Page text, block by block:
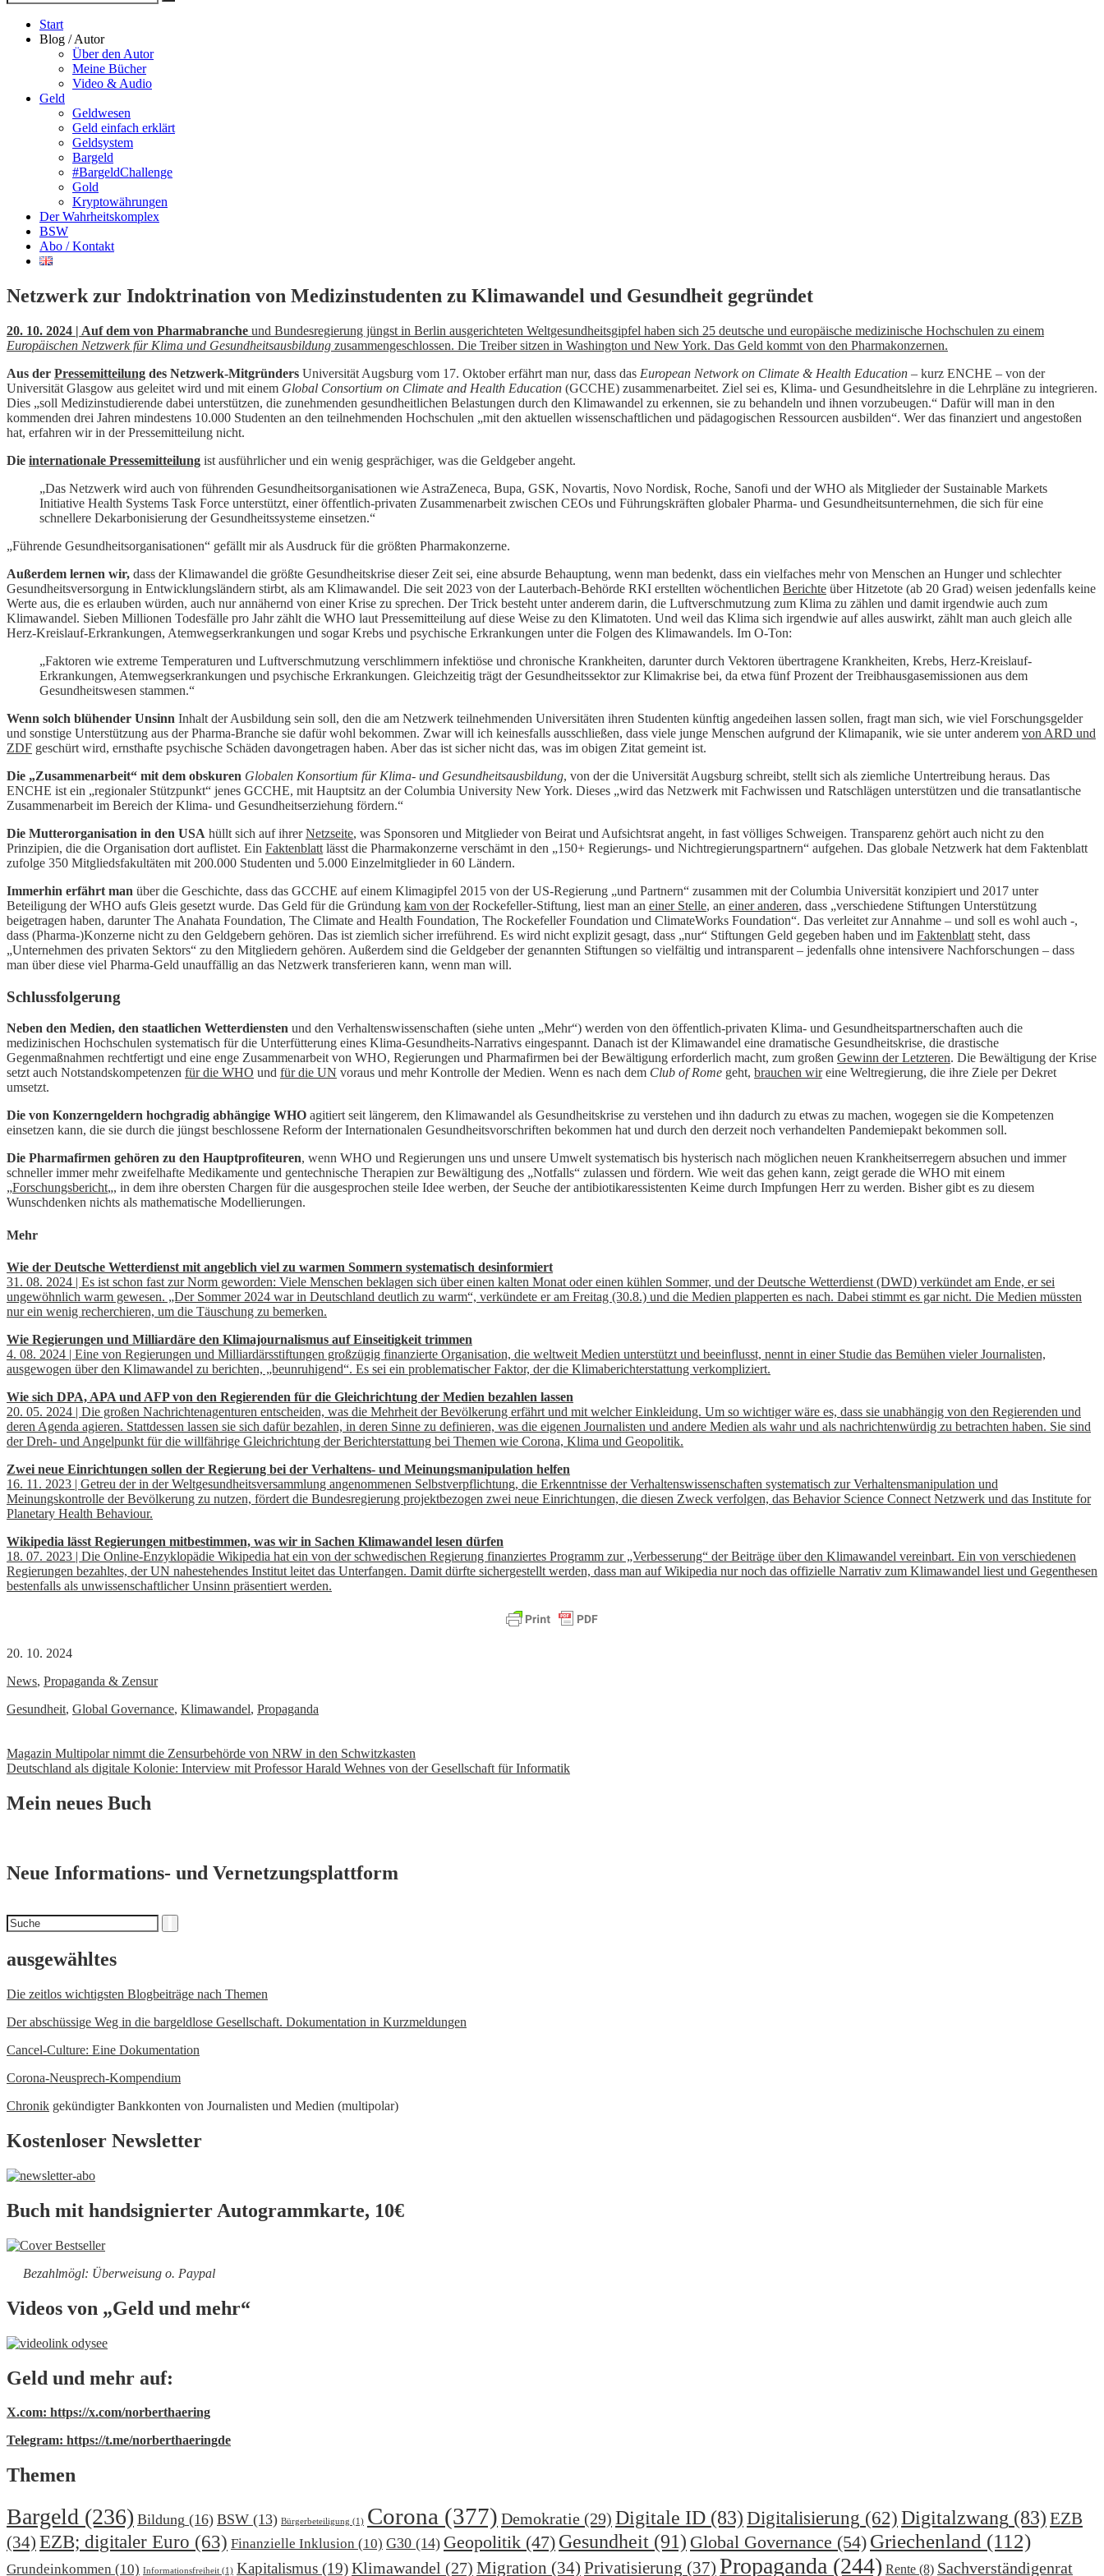
nach
Suche
Start
Blog / Autor
Über den Autor
Meine Bücher
Video & Audio
Geld
Geldwesen
Geld einfach erklärt
Geldsystem
Bargeld
#BargeldChallenge
Gold
Kryptowährungen
Der Wahrheitskomplex
BSW
Abo / Kontakt
Netzwerk zur Indoktrination von Medizinstudenten zu Klimawandel und Gesundheit gegründet
20. 10. 2024 | Auf dem von Pharmabranche und Bundesregierung jüngst in Berlin ausgerichteten Weltgesundheitsgipfel haben sich 25 deutsche und europäische medizinische Hochschulen zu einem
Europäischen Netzwerk für Klima und Gesundheitsausbildung zusammengeschlossen. Die Treiber sitzen in Washington und New York. Das Geld kommt von den Pharmakonzernen.
Aus der Pressemitteilung des Netzwerk-Mitgründers Universität Augsburg vom 17. Oktober erfährt man nur, dass das European Network on Climate & Health Education – kurz ENCHE – von der
Universität Glasgow aus geleitet wird und mit einem Global Consortium on Climate and Health Education (GCCHE) zusammenarbeitet. Ziel sei es, Klima- und Gesundheitslehre in die Lehrpläne zu integrieren.
Dies „soll Medizinstudierende dabei unterstützen, die zunehmenden gesundheitlichen Belastungen durch den Klimawandel zu erkennen, sie zu behandeln und ihnen vorzubeugen.“ Dafür will man in den
kommenden drei Jahren mindestens 10.000 Studenten an den teilnehmenden Hochschulen „mit den aktuellen wissenschaftlichen und pädagogischen Ressourcen ausbilden“. Wer das finanziert und angestoßen
hat, erfahren wir in der Pressemitteilung nicht.
Die internationale Pressemitteilung ist ausführlicher und ein wenig gesprächiger, was die Geldgeber angeht.
„Das Netzwerk wird auch von führenden Gesundheitsorganisationen wie AstraZeneca, Bupa, GSK, Novartis, Novo Nordisk, Roche, Sanofi und der WHO als Mitglieder der Sustainable Markets
Initiative Health Systems Task Force unterstützt, einer öffentlich-privaten Zusammenarbeit zwischen CEOs und Führungskräften globaler Pharma- und Gesundheitsunternehmen, die sich für eine
schnellere Dekarbonisierung der Gesundheitssysteme einsetzen.“
„Führende Gesundheitsorganisationen“ gefällt mir als Ausdruck für die größten Pharmakonzerne.
Außerdem lernen wir, dass der Klimawandel die größte Gesundheitskrise dieser Zeit sei, eine absurde Behauptung, wenn man bedenkt, dass ein vielfaches mehr von Menschen an Hunger und schlechter
Gesundheitsversorgung in Entwicklungsländern stirbt, als am Klimawandel. Die seit 2023 von der Lauterbach-Behörde RKI erstellten wöchentlichen Berichte über Hitzetote (ab 20 Grad) weisen jedenfalls keine
Werte aus, die es erlauben würden, auch nur annähernd von einer Krise zu sprechen. Der Trick besteht unter anderem darin, die Luftverschmutzung zum Klima zu zählen und damit irgendwie auch zum
Klimawandel. Sieben Millionen Todesfälle pro Jahr zählt die WHO laut Pressemitteilung auf diese Weise zu den Klimatoten. Und weil das Klima sich irgendwie auf alles auswirkt, zählt man auch gleich alle
Herz-Kreislauf-Erkrankungen, Atemwegserkrankungen und sogar Krebs und psychische Erkrankungen unter die Folgen des Klimawandels. Im O-Ton:
„Faktoren wie extreme Temperaturen und Luftverschmutzung verschlimmern infektiöse und chronische Krankheiten, darunter durch Vektoren übertragene Krankheiten, Krebs, Herz-Kreislauf-
Erkrankungen, Atemwegserkrankungen und psychische Erkrankungen. Gleichzeitig trägt der Gesundheitssektor zur Klimakrise bei, da etwa fünf Prozent der Treibhausgasemissionen aus dem
Gesundheitswesen stammen.“
Wenn solch blühender Unsinn Inhalt der Ausbildung sein soll, den die am Netzwerk teilnehmenden Universitäten ihren Studenten künftig angedeihen lassen sollen, fragt man sich, wie viel Forschungsgelder
und sonstige Unterstützung aus der Pharma-Branche sie dafür wohl bekommen. Zwar will ich keinesfalls ausschließen, dass viele junge Menschen aufgrund der Klimapanik, wie sie unter anderem von ARD und
ZDF geschürt wird, ernsthafte psychische Schäden davongetragen haben. Aber das ist sicher nicht das, was im obigen Zitat gemeint ist.
Die „Zusammenarbeit“ mit dem obskuren Globalen Konsortium für Klima- und Gesundheitsausbildung, von der die Universität Augsburg schreibt, stellt sich als ziemliche Untertreibung heraus. Das
ENCHE ist ein „regionaler Stützpunkt“ jenes GCCHE, mit Hauptsitz an der Columbia University New York. Dieses „wird das Netzwerk mit Fachwissen und Ratschlägen unterstützen und die transatlantische
Zusammenarbeit im Bereich der Klima- und Gesundheitserziehung fördern.“
Die Mutterorganisation in den USA hüllt sich auf ihrerNetzseite, was Sponsoren und Mitglieder von Beirat und Aufsichtsrat angeht, in fast völliges Schweigen. Transparenz gehört auch nicht zu den
Prinzipien, die die Organisation dort auflistet. Ein Faktenblatt lässt die Pharmakonzerne verschämt in den „150+ Regierungs- und Nichtregierungspartnern“ aufgehen. Das globale Netzwerk hat dem Faktenblatt
zufolge 350 Mitgliedsfakultäten mit 200.000 Studenten und 5.000 Einzelmitglieder in 60 Ländern.
Immerhin erfährt man über die Geschichte, dass das GCCHE auf einem Klimagipfel 2015 von der US-Regierung „und Partnern“ zusammen mit der Columbia Universität konzipiert und 2017 unter
Beteiligung der WHO aufs Gleis gesetzt wurde. Das Geld für die Gründung kam von derRockefeller-Stiftung, liest man an einer Stelle, an einer anderen, dass „verschiedene Stiftungen Unterstützung
beigetragen haben, darunter The Anahata Foundation, The Climate and Health Foundation, The Rockefeller Foundation und ClimateWorks Foundation“. Das verleitet zur Annahme – und soll es wohl auch -,
dass (Pharma-)Konzerne nicht zu den Geldgebern gehören. Das ist ziemlich sicher irreführend. Es wird nicht explizit gesagt, dass „nur“ Stiftungen Geld gegeben haben und im Faktenblatt steht, dass
„Unternehmen des privaten Sektors“ zu den Mitgliedern gehören. Außerdem sind die Geldgeber der genannten Stiftungen so vielfältig und intransparent – jedenfalls ohne intensivere Nachforschungen – dass
man über diese viel Pharma-Geld unauffällig an das Netzwerk transferieren kann, wenn man will.
Schlussfolgerung
Neben den Medien, den staatlichen Wetterdiensten und den Verhaltenswissenschaften (siehe unten „Mehr“) werden von den öffentlich-privaten Klima- und Gesundheitspartnerschaften auch die
medizinischen Hochschulen systematisch für die Unterfütterung eines Klima-Gesundheits-Narrativs eingespannt. Danach ist der Klimawandel eine dramatische Gesundheitskrise, die drastische
Gegenmaßnahmen rechtfertigt und eine enge Zusammenarbeit von WHO, Regierungen und Pharmafirmen bei der Bewältigung erforderlich macht, zum großen Gewinn der Letzteren. Die Bewältigung der Krise
setzt auch Notstandskompetenzen für die WHO und für die UN voraus und mehr Kontrolle der Medien. Wenn es nach dem Club of Rome geht, brauchen wireine Weltregierung, die ihre Ziele per Dekret
umsetzt.
Die von Konzerngeldern hochgradig abhängige WHO agitiert seit längerem, den Klimawandel als Gesundheitskrise zu verstehen und ihn dadurch zu etwas zu machen, wogegen sie die Kompetenzen
einsetzen kann, die sie durch die jüngst beschlossene Reform der Internationalen Gesundheitsvorschriften bekommen hat und durch den derzeit noch verhandelten Pandemiepakt bekommen soll.
Die Pharmafirmen gehören zu den Hauptprofiteuren, wenn WHO und Regierungen uns und unsere Umwelt systematisch bis hysterisch nach möglichen neuen Krankheitserregern absuchen und immer
schneller immer mehr zweifelhafte Medikamente und gentechnische Therapien zur Bewältigung des „Notfalls“ zulassen und fördern. Wie weit das gehen kann, zeigt gerade die WHO mit einem
„Forschungsbericht„, in dem ihre obersten Chargen für die ausgesprochen steile Idee werben, der Seuche der antibiotikaressistenten Keime durch Impfungen Herr zu werden. Bisher gibt es zu diesem
Wunschdenken nichts als mathematische Modellierungen.
Mehr
Wie der Deutsche Wetterdienst mit angeblich viel zu warmen Sommern systematisch desinformiert
31. 08. 2024 | Es ist schon fast zur Norm geworden: Viele Menschen beklagen sich über einen kalten Monat oder einen kühlen Sommer, und der Deutsche Wetterdienst (DWD) verkündet am Ende, er sei
ungewöhnlich warm gewesen. „Der Sommer 2024 war in Deutschland deutlich zu warm“, verkündete er am Freitag (30.8.) und die Medien plapperten es nach. Dabei stimmt es gar nicht. Die Medien müssten
nur ein wenig recherchieren, um die Täuschung zu bemerken.
Wie Regierungen und Milliardäre den Klimajournalismus auf Einseitigkeit trimmen
4. 08. 2024 | Eine von Regierungen und Milliardärsstiftungen großzügig finanzierte Organisation, die weltweit Medien unterstützt und beeinflusst, nennt in einer Studie das Bemühen vieler Journalisten,
ausgewogen über den Klimawandel zu berichten, „beunruhigend“. Es sei ein problematischer Faktor, der die Klimaberichterstattung verkompliziert.
Wie sich DPA, APA und AFP von den Regierenden für die Gleichrichtung der Medien bezahlen lassen
20. 05. 2024 | Die großen Nachrichtenagenturen entscheiden, was die Mehrheit der Bevölkerung erfährt und mit welcher Einkleidung. Um so wichtiger wäre es, dass sie unabhängig von den Regierenden und
deren Agenda agieren. Stattdessen lassen sie sich dafür bezahlen, in deren Sinne zu definieren, was die eigenen Journalisten und andere Medien als wahr und als nachrichtenwürdig zu betrachten haben. Sie sind
der Dreh- und Angelpunkt für die willfährige Gleichrichtung der Berichterstattung bei Themen wie Corona, Klima und Geopolitik.
Zwei neue Einrichtungen sollen der Regierung bei der Verhaltens- und Meinungsmanipulation helfen
16. 11. 2023 | Getreu der in der Weltgesundheitsversammlung angenommenen Selbstverpflichtung, die Erkenntnisse der Verhaltenswissenschaften systematisch zur Verhaltensmanipulation und
Meinungskontrolle der Bevölkerung zu nutzen, fördert die Bundesregierung projektbezogen zwei neue Einrichtungen, die diesen Zweck verfolgen, das Behavior Science Connect Netzwerk und das Institute for
Planetary Health Behaviour.
Wikipedia lässt Regierungen mitbestimmen, was wir in Sachen Klimawandel lesen dürfen
18. 07. 2023 | Die Online-Enzyklopädie Wikipedia hat ein von der schwedischen Regierung finanziertes Programm zur „Verbesserung“ der Beiträge über den Klimawandel vereinbart. Ein von verschiedenen
Regierungen bezahltes, der UN nahestehendes Institut leitet das Unterfangen. Damit dürfte sichergestellt werden, dass man auf Wikipedia nur noch das offizielle Narrativ zum Klimawandel liest und Gegenthesen
bestenfalls als unwissenschaftlicher Unsinn präsentiert werden.
20. 10. 2024
News, Propaganda & Zensur
Gesundheit, Global Governance, Klimawandel, Propaganda
Beitrags-
Navigation
Magazin Multipolar nimmt die Zensurbehörde von NRW in den Schwitzkasten
Deutschland als digitale Kolonie: Interview mit Professor Harald Wehnes von der Gesellschaft für Informatik
Mein neues Buch
Neue Informations- und Vernetzungsplattform
Suchen
nach
ausgewähltes
Die zeitlos wichtigsten Blogbeiträge nach Themen
Der abschüssige Weg in die bargeldlose Gesellschaft. Dokumentation in Kurzmeldungen
Cancel-Culture: Eine Dokumentation
Corona-Neusprech-Kompendium
Chronik gekündigter Bankkonten von Journalisten und Medien (multipolar)
Kostenloser Newsletter
Buch mit handsignierter Autogrammkarte, 10€
Bezahlmögl: Überweisung o. Paypal
Videos von „Geld und mehr“
Geld und mehr auf:
X.com: https://x.com/norberthaering
Telegram: https://t.me/norberthaeringde
Themen
Bargeld (236) Bildung (16) BSW (13) Bürgerbeteiligung (1) Corona (377) Demokratie (29) Digitale ID (83) Digitalisierung (62) Digitalzwang (83) EZB
(34) EZB; digitaler Euro (63) Finanzielle Inklusion (10) G30 (14) Geopolitik (47) Gesundheit (91) Global Governance (54) Griechenland (112)
Grundeinkommen (10) Informationsfreiheit (1) Kapitalismus (19)Klimawandel (27) Migration (34) Privatisierung (37) Propaganda (244) Rente (8) Sachverständigenrat